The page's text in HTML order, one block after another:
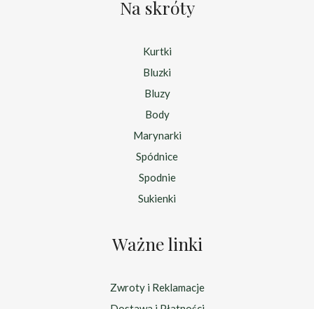
Na skróty
Kurtki
Bluzki
Bluzy
Body
Marynarki
Spódnice
Spodnie
Sukienki
Ważne linki
Zwroty i Reklamacje